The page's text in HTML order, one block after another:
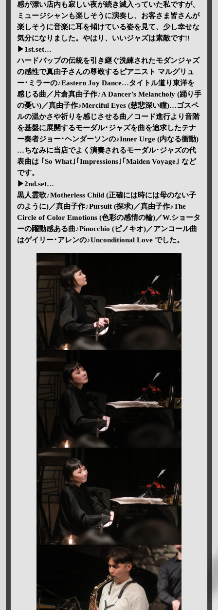
感が漂い店内も寂しい夜が続き滅入っていた私ですが、
ミュージシャンも楽しそうに演奏し、お客さま皆さんが
楽しそうに音楽に耳を傾けている姿を見て、少し幸せな
気分になりました。やはり、いいジャズは素敵です!!
▶1st.set…
ハードバップの伝統を引き継ぐ洗練されたモダンジャズ
の感性で真由子さんの尊敬するピアニスト マルグリュ
ー･ミラーの♪Eastern Joy Dance…タイトル道り東洋を
感じる曲／片倉真由子作♪A Dancer’s Melancholy (踊り手
の憂い)／真由子作♪Merciful Eyes (慈悲深い瞳)…ゴスペ
ルの温かさや祈りを感じさせる曲／コード進行より音階
を基盤に展開するモーダル･ジャズを曲を追求したテナ
ー奏者ジョー･ヘンダーソンの♪Inner Urge (内なる衝動)
…ちなみに当店でよく演奏されるモーダル･ジャズの代
表曲は ｢So What｣｢Impressions｣｢Maiden Voyage｣ など
です。
▶2nd.set…
黒人霊歌♪Motherless Child (正確には時には母のない子
のように)／真由子作♪Pursuit (探求)／真由子作♪The
Circle of Color Emotions (色彩の感情の輪)／W.ショータ
ーの躍動感ある曲♪Pinocchio (ピノキオ)／アンコール曲
はゲイリー･アレンの♪Unconditional Love でした。